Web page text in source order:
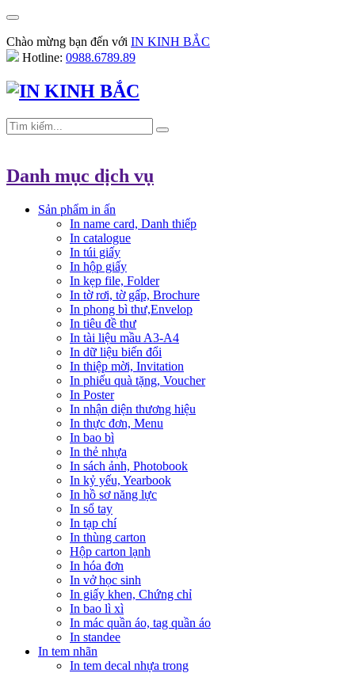
Chào mừng bạn đến với IN KINH BẮC
Hotline: 0988.6789.89
Danh mục dịch vụ
Sản phẩm in ấn
In name card, Danh thiếp
In catalogue
In túi giấy
In hộp giấy
In kẹp file, Folder
In tờ rơi, tờ gấp, Brochure
In phong bì thư,Envelop
In tiêu đề thư
In tài liệu mầu A3-A4
In dữ liệu biến đổi
In thiệp mời, Invitation
In phiếu quà tặng, Voucher
In Poster
In nhận diện thương hiệu
In thực đơn, Menu
In bao bì
In thẻ nhựa
In sách ảnh, Photobook
In kỷ yếu, Yearbook
In hồ sơ năng lực
In sổ tay
In tạp chí
In thùng carton
Hộp carton lạnh
In hóa đơn
In vở học sinh
In giấy khen, Chứng chỉ
In bao lì xì
In mác quần áo, tag quần áo
In standee
In tem nhãn
In tem decal nhựa trong